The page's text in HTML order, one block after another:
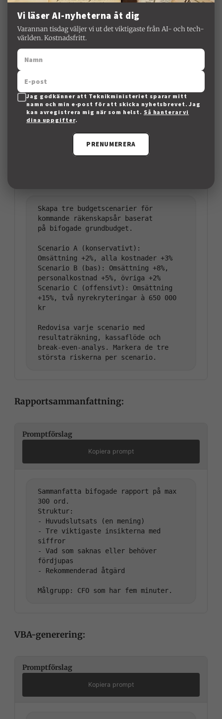
eventuella varningssignaler
3. Jämförelse mot branschgenomsnitt
(svensk tillverkningsindustri)
max 500 ord. Avsluta med tre
Budgetscenario:
Skapa tre budgetscenarier för
kommande räkenskapsår baserat
på bifogade grundbudget.
Scenario A (konservativt):
Omsättning +2%, alla kostnader +3%
Scenario B (bas): Omsättning +8%,
personalkostnad +5%, övriga +2%
Scenario C (offensivt): Omsättning
+15%, två nyrekryteringar à 650 000
kr
Redovisa varje scenario med
resultaträkning, kassaflöde och
break-even-analys. Markera de tre
Rapportsammanfattning:
Promptförslag
Kopiera prompt
Sammanfatta bifogade rapport på max
300 ord.
Struktur:
- Huvudslutsats (en mening)
- Tre viktigaste insikterna med
siffror
- Vad som saknas eller behöver
fördjupas
- Rekommenderad åtgärd
VBA-generering:
Promptförslag
Kopiera prompt
Vi läser AI-nyheterna åt dig
Varannan tisdag väljer vi ut det viktigaste från AI- och tech-
världen. Kostnadsfritt.
Jag godkänner att Teknikministeriet sparar mitt
namn och min e-post för att skicka nyhetsbrevet. Jag
kan avregistrera mig när som helst. Så hanterar vi
dina uppgifter.
PRENUMERERA